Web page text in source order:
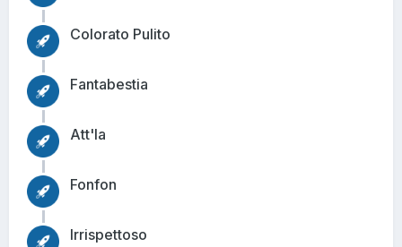
Colorato Pulito
Fantabestia
Att'la
Fonfon
Irrispettoso